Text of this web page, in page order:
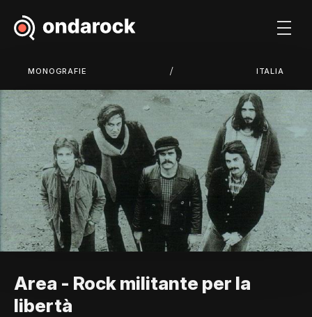
MONOGRAFIE / ITALIA
Area - Rock militante per la
libertà